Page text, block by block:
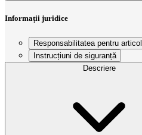
Informații juridice
Responsabilitatea pentru articol
Instrucțiuni de siguranță
Descriere